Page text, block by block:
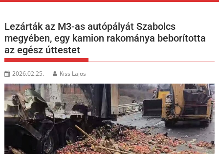
Lezárták az M3-as autópályát Szabolcs
megyében, egy kamion rakománya beborította
az egész úttestet
2026.02.25. Kiss Lajos